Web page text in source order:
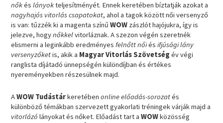
nőkéslányokteljesítményét. Ennek keretében bíztatják azokat a
nagyhajós vitorlás csapatokat, ahol a tagok között női versenyző
is van: tűzzék ki a magenta színűWOW zászlót hajójukra, így is
jelezve, hogynőkkelvitorláznak. A szezon végén szeretnék
elismerni a leginkább eredményes felnőtt nőiésifjúsági lány
versenyzőketis, akik a Magyar Vitorlás Szövetség év végi
ranglista díjátadó ünnepségén különdíjban és értékes
nyereményekben részesülnek majd.
AWOW Tudástárkeretébenonline előadás-sorozatés
különböző témákban szervezett gyakorlati tréningek várják majd a
vitorlázó lányokat és nőket. Előadást tart aWOWközösség